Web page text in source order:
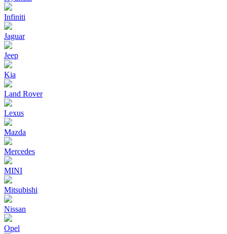
Infiniti
Jaguar
Jeep
Kia
Land Rover
Lexus
Mazda
Mercedes
MINI
Mitsubishi
Nissan
Opel